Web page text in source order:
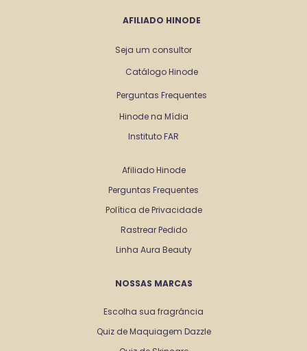
AFILIADO HINODE
Seja um consultor
Catálogo Hinode
Perguntas Frequentes
Hinode na Mídia
Instituto FAR
Afiliado Hinode
Perguntas Frequentes
Política de Privacidade
Rastrear Pedido
Linha Aura Beauty
NOSSAS MARCAS
Escolha sua fragrância
Quiz de Maquiagem Dazzle